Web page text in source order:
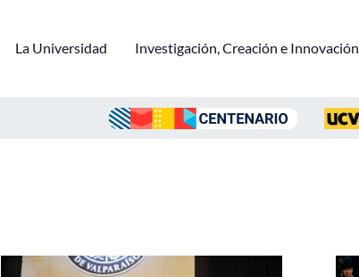
La Universidad Investigación, Creación e Innovación